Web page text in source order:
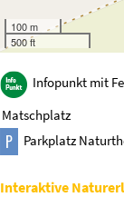
100 m
500 ft
Infopunkt mit
Matschplatz
Parkplatz
Interaktive